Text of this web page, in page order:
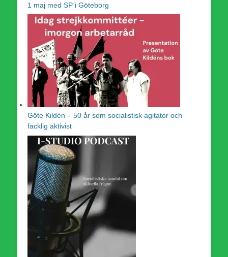
1 maj med SP i Göteborg
Göte Kildén – 50 år som socialistisk agitator och
facklig aktivist